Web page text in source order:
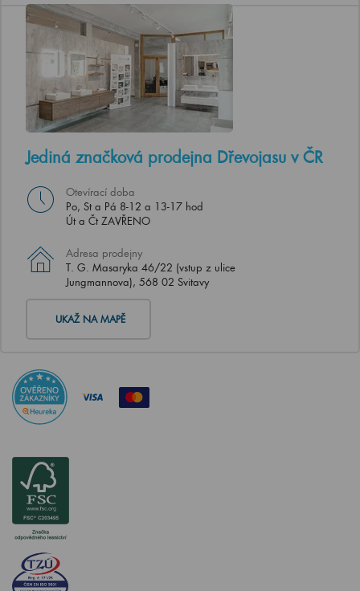
Jediná značková prodejna Dřevojasu v ČR
Otevírací doba
Po, St a Pá 8-12 a 13-17 hod
Út a Čt ZAVŘENO
Adresa prodejny
T. G. Masaryka 46/22 (vstup z ulice
Jungmannova), 568 02 Svitavy
UKAŽ NA MAPĚ